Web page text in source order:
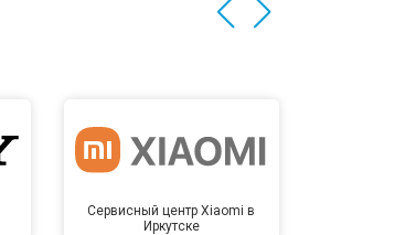
Сервисный центр Xiaomi в
Иркутске